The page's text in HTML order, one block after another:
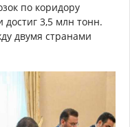
по коридору
3,5 млн тонн.
двумя странами